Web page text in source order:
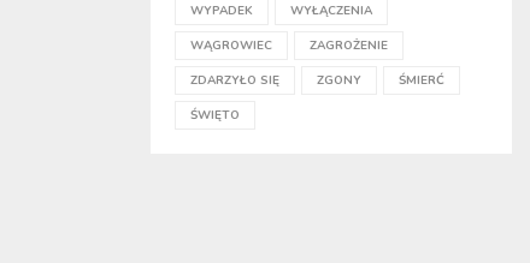
WYPADEK WYŁĄCZENIA
WĄGROWIEC ZAGROŻENIE
ZDARZYŁO SIĘ ZGONY ŚMIERĆ
ŚWIĘTO